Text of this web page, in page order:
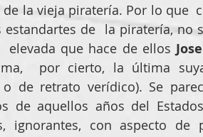
de la vieja piratería. Por lo que
estandartes de  la piratería,
elevada que hace de ellos
por cierto, la última
o de retrato verídico). Se
de aquellos años del
ignorantes, con aspecto